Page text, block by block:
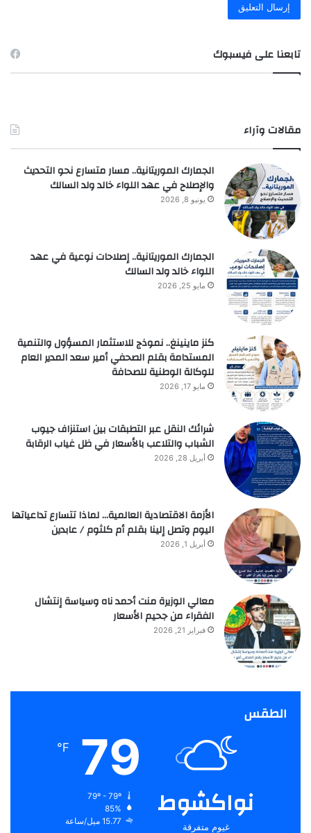
تابعنا على فيسبوك
مقالات وآراء
الجمارك الموريتانية.. مسار متسارع نحو التحديث
والإصلاح في عهد اللواء خالد ولد السالك
يونيو 8, 2026
الجمارك الموريتانية.. إصلاحات نوعية في عهد
اللواء خالد ولد السالك
مايو 25, 2026
كنز ماينينغ.. نموذج للاستثمار المسؤول والتنمية
المستدامة بقلم الصحفي أمير سعد المدير العام
للوكالة الوطنية للصحافة
مايو 17, 2026
شرائك النقل عبر التطبقات بين استنزاف جيوب
الشباب والتلاعب بالأسعار في ظل غياب الرقابة
أبريل 28, 2026
الأزمة الاقتصادية العالمية… لماذا تتسارع تداعياتها
اليوم وتصل إلينا بقلم أم كلثوم / عابدين
أبريل 1, 2026
معالي الوزيرة منت أحمد ناه وسياسة إنتشال
الفقراء من جحيم الأسعار
فبراير 21, 2026
الطقس
نواكشوط
غيوم متفرقة
79
℉
85%
15.77 ميل/ساعة